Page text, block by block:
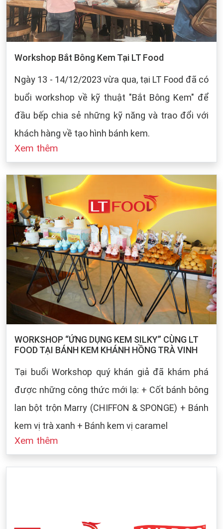
Workshop Bắt Bông Kem Tại LT Food
Ngày 13 - 14/12/2023 vừa qua, tại LT Food đã có
buổi workshop về kỹ thuật "Bắt Bông Kem" để
đầu bếp chia sẻ những kỹ năng và trao đổi với
khách hàng về tạo hình bánh kem.
Xem thêm
WORKSHOP “ỨNG DỤNG KEM SILKY” CÙNG LT
FOOD TẠI BÁNH KEM KHÁNH HỒNG TRÀ VINH
Tại buổi Workshop quý khán giả đã khám phá
được những công thức mới lạ: + Cốt bánh bông
lan bột trộn Marry (CHIFFON & SPONGE) + Bánh
kem vị trà xanh + Bánh kem vị caramel
Xem thêm